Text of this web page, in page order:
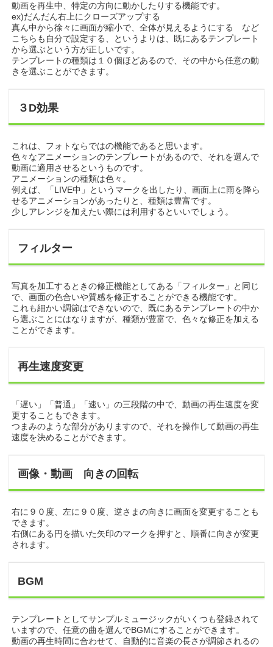
動画を再生中、特定の方向に動かしたりする機能です。
ex)だんだん右上にクローズアップする
真ん中から徐々に画面が縮小で、全体が見えるようにする など
こちらも自分で設定する、というよりは、既にあるテンプレート
から選ぶという方が正しいです。
テンプレートの種類は１０個ほどあるので、その中から任意の動
きを選ぶことができます。
３D効果
これは、フォトならではの機能であると思います。
色々なアニメーションのテンプレートがあるので、それを選んで
動画に適用させるというものです。
アニメーションの種類は色々。
例えば、「LIVE中」というマークを出したり、画面上に雨を降ら
せるアニメーションがあったりと、種類は豊富です。
少しアレンジを加えたい際には利用するといいでしょう。
フィルター
写真を加工するときの修正機能としてある「フィルター」と同じ
で、画面の色合いや質感を修正することができる機能です。
これも細かい調節はできないので、既にあるテンプレートの中か
ら選ぶことにはなりますが、種類が豊富で、色々な修正を加える
ことができます。
再生速度変更
「遅い」「普通」「速い」の三段階の中で、動画の再生速度を変
更することもできます。
つまみのような部分がありますので、それを操作して動画の再生
速度を決めることができます。
画像・動画 向きの回転
右に９０度、左に９０度、逆さまの向きに画面を変更することも
できます。
右側にある円を描いた矢印のマークを押すと、順番に向きが変更
されます。
BGM
テンプレートとしてサンプルミュージックがいくつも登録されて
いますので、任意の曲を選んでBGMにすることができます。
動画の再生時間に合わせて、自動的に音楽の長さが調節されるの